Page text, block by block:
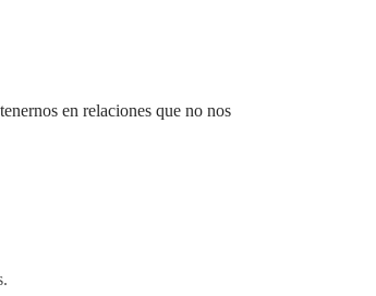
en relaciones que no nos